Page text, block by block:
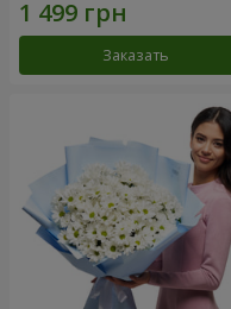
Заказать